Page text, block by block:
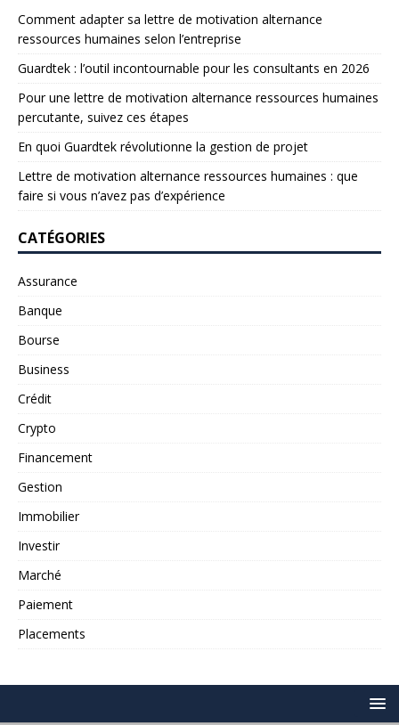
Comment adapter sa lettre de motivation alternance
ressources humaines selon l’entreprise
Guardtek : l’outil incontournable pour les consultants en 2026
Pour une lettre de motivation alternance ressources humaines
percutante, suivez ces étapes
En quoi Guardtek révolutionne la gestion de projet
Lettre de motivation alternance ressources humaines : que
faire si vous n’avez pas d’expérience
CATÉGORIES
Assurance
Banque
Bourse
Business
Crédit
Crypto
Financement
Gestion
Immobilier
Investir
Marché
Paiement
Placements